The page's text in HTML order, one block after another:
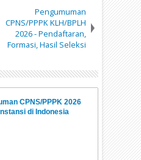
Pengumuman
CPNS/PPPK KLH/BPLH
2026 - Pendaftaran,
Formasi, Hasil Seleksi
CPNS/PPPK 2026
di Indonesia